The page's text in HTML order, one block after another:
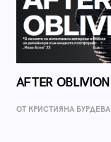
AFTER OBLIVION
ОТ КРИСТИЯНА БУРДЕВА